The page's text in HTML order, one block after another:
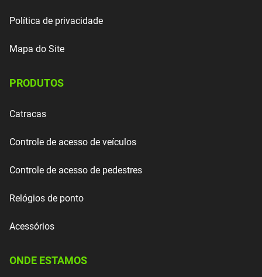
Política de privacidade
Mapa do Site
PRODUTOS
Catracas
Controle de acesso de veículos
Controle de acesso de pedestres
Relógios de ponto
Acessórios
ONDE ESTAMOS